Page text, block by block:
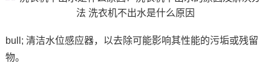
bull; 清洁水位感应器，以去除可能影响其性能的污垢或残留
物。